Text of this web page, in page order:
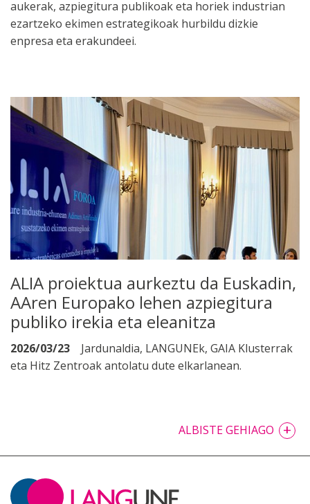
aukerak, azpiegitura publikoak eta horiek industrian
ezartzeko ekimen estrategikoak hurbildu dizkie
enpresa eta erakundeei.
ALIA proiektua aurkeztu da Euskadin,
AAren Europako lehen azpiegitura
publiko irekia eta eleanitza
2026/03/23
Jardunaldia, LANGUNEk, GAIA Klusterrak
eta Hitz Zentroak antolatu dute elkarlanean.
ALBISTE GEHIAGO +